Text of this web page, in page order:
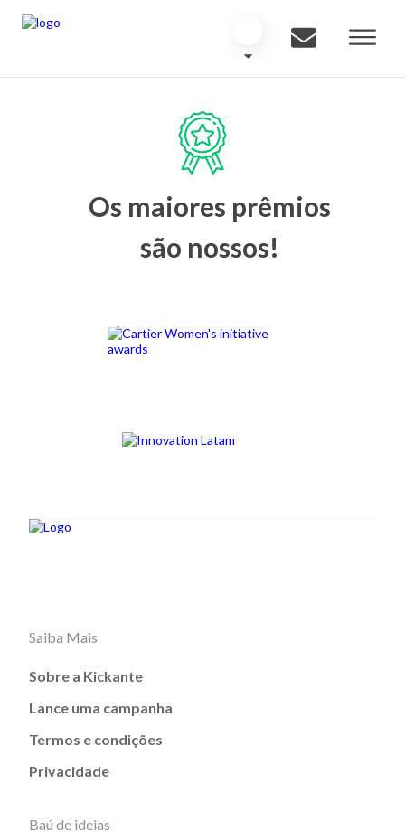
Os maiores prêmios
são nossos!
Saiba Mais
Sobre a Kickante
Lance uma campanha
Termos e condições
Privacidade
Baú de ideias